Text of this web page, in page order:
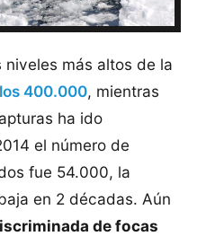
niveles más altos de la
400.000, mientras
ha ido
el número de
fue 54.000, la
en 2 décadas. Aún
de focas